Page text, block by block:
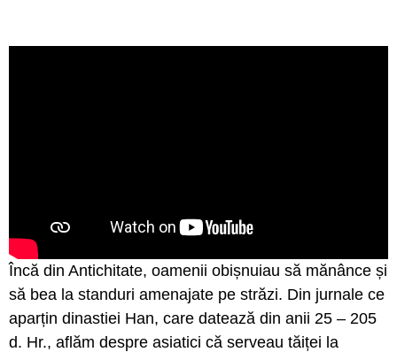
Încă din Antichitate, oamenii obișnuiau să mănânce și
să bea la standuri amenajate pe străzi. Din jurnale ce
aparțin dinastiei Han, care datează din anii 25 – 205
d. Hr., aflăm despre asiatici că serveau tăiței la